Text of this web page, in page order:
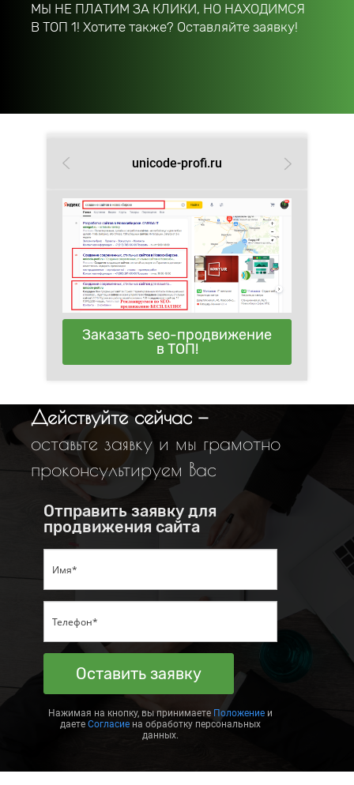
МЫ НЕ ПЛАТИМ ЗА КЛИКИ, НО НАХОДИМСЯ
В ТОП 1! Хотите также? Оставляйте заявку!
unicode-profi.ru
Заказать seo-продвижение
в ТОП!
Действуйте сейчас —
оставьте заявку и мы грамотно
проконсультируем Вас
Отправить заявку для
продвижения сайта
Оставить заявку
Нажимая на кнопку, вы принимаете Положение и
даете Согласие на обработку персональных
данных.